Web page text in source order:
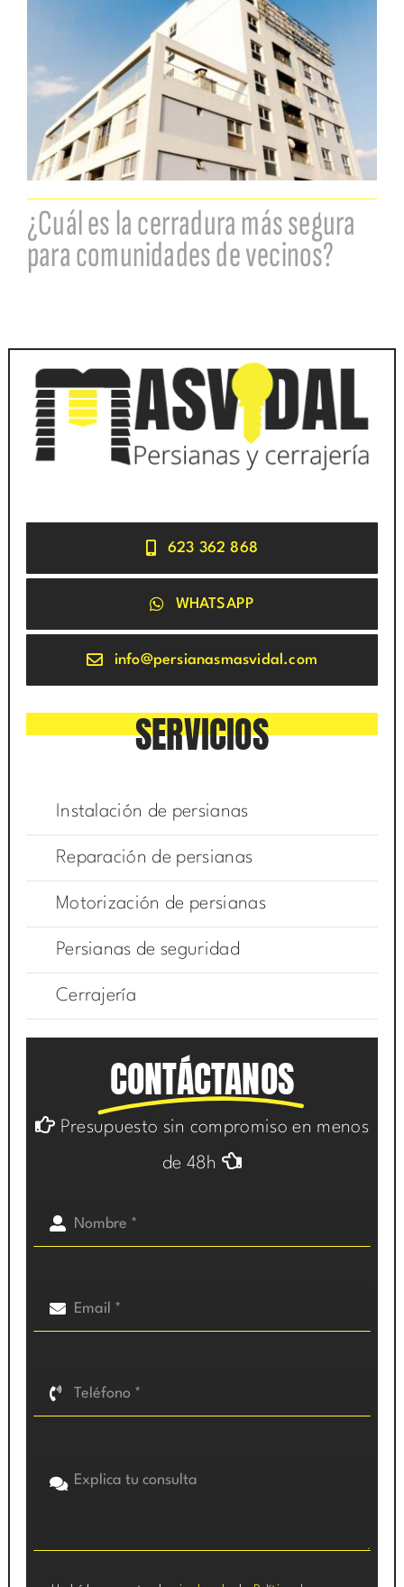
¿Cuál es la cerradura más segura
para comunidades de vecinos?
623 362 868
WHATSAPP
info@persianasmasvidal.com
SERVICIOS
Instalación de persianas
Reparación de persianas
Motorización de persianas
Persianas de seguridad
Cerrajería
CONTÁCTANOS
Presupuesto sin compromiso en menos
de 48h